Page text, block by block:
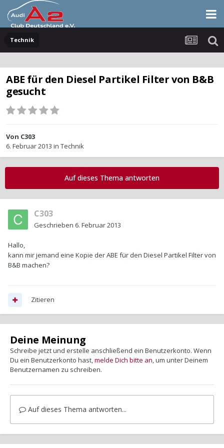
Technik
ABE für den Diesel Partikel Filter von B&B
gesucht
Von C303
6. Februar 2013 in Technik
Auf dieses Thema antworten
C303
Geschrieben 6. Februar 2013
Hallo,
kann mir jemand eine Kopie der ABE für den Diesel Partikel Filter von
B&B machen?
Zitieren
Deine Meinung
Schreibe jetzt und erstelle anschließend ein Benutzerkonto. Wenn
Du ein Benutzerkonto hast,melde Dich bitte an, um unter Deinem
Benutzernamen zu schreiben.
Auf dieses Thema antworten...